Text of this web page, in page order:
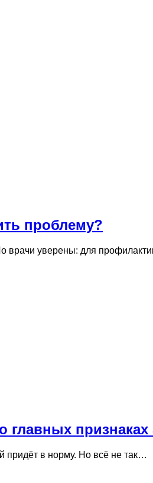
проблему?
врачи уверены: для
главных
придёт в норму. Но всё не так…